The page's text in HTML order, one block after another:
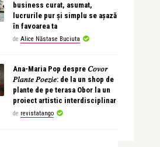
business curat, asumat,
lucrurile pur și simplu se așază
în favoarea ta
de Alice Năstase Buciuta
Ana-Maria Pop despre 𝐶𝑜𝑣𝑜𝑟
𝑃𝑙𝑎𝑛𝑡𝑒 𝑃𝑜𝑒𝑧𝑖𝑒: de la un shop de
plante de pe terasa Obor la un
proiect artistic interdisciplinar
de revistatango